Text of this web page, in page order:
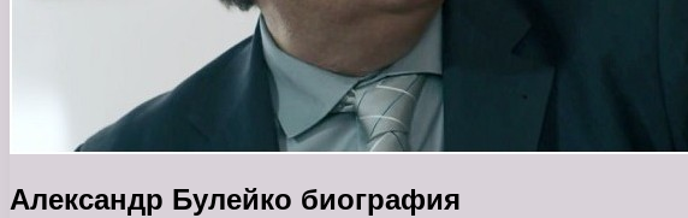
Александр Булейко биография